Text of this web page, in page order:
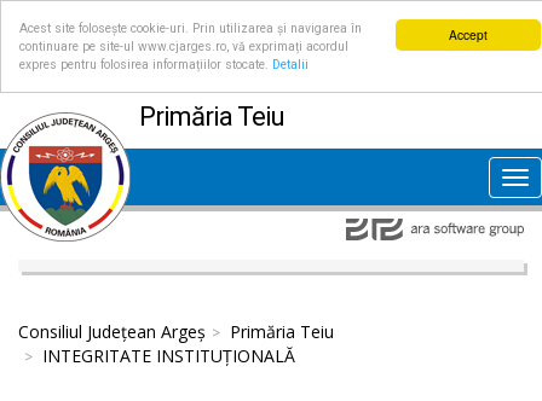
Accept
Acest site folosește cookie-uri. Prin utilizarea și navigarea în
continuare pe site-ul www.cjarges.ro, vă exprimați acordul
expres pentru folosirea informațiilor stocate.
Detalii
Primăria Teiu
Consiliul Județean Argeș
Primăria Teiu
INTEGRITATE INSTITUȚIONALĂ